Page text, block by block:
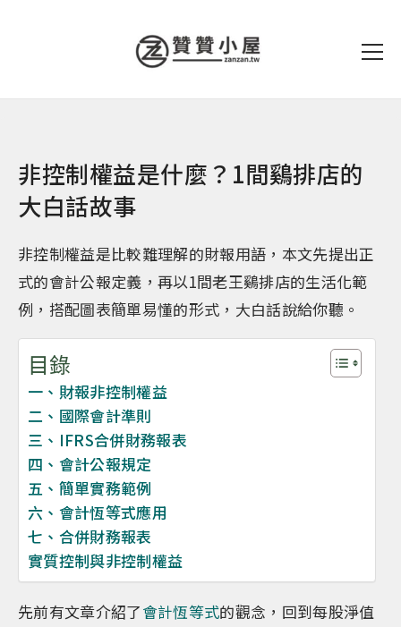
非控制權益是什麼？1間鷄排店的
大白話故事
非控制權益是比較難理解的財報用語，本文先提出正
式的會計公報定義，再以1間老王鷄排店的生活化範
例，搭配圖表簡單易懂的形式，大白話說給你聽。
目錄
一、財報非控制權益
二、國際會計準則
三、IFRS合併財務報表
四、會計公報規定
五、簡單實務範例
六、會計恆等式應用
七、合併財務報表
實質控制與非控制權益
先前有文章介紹了會計恆等式的觀念，回到每股淨值